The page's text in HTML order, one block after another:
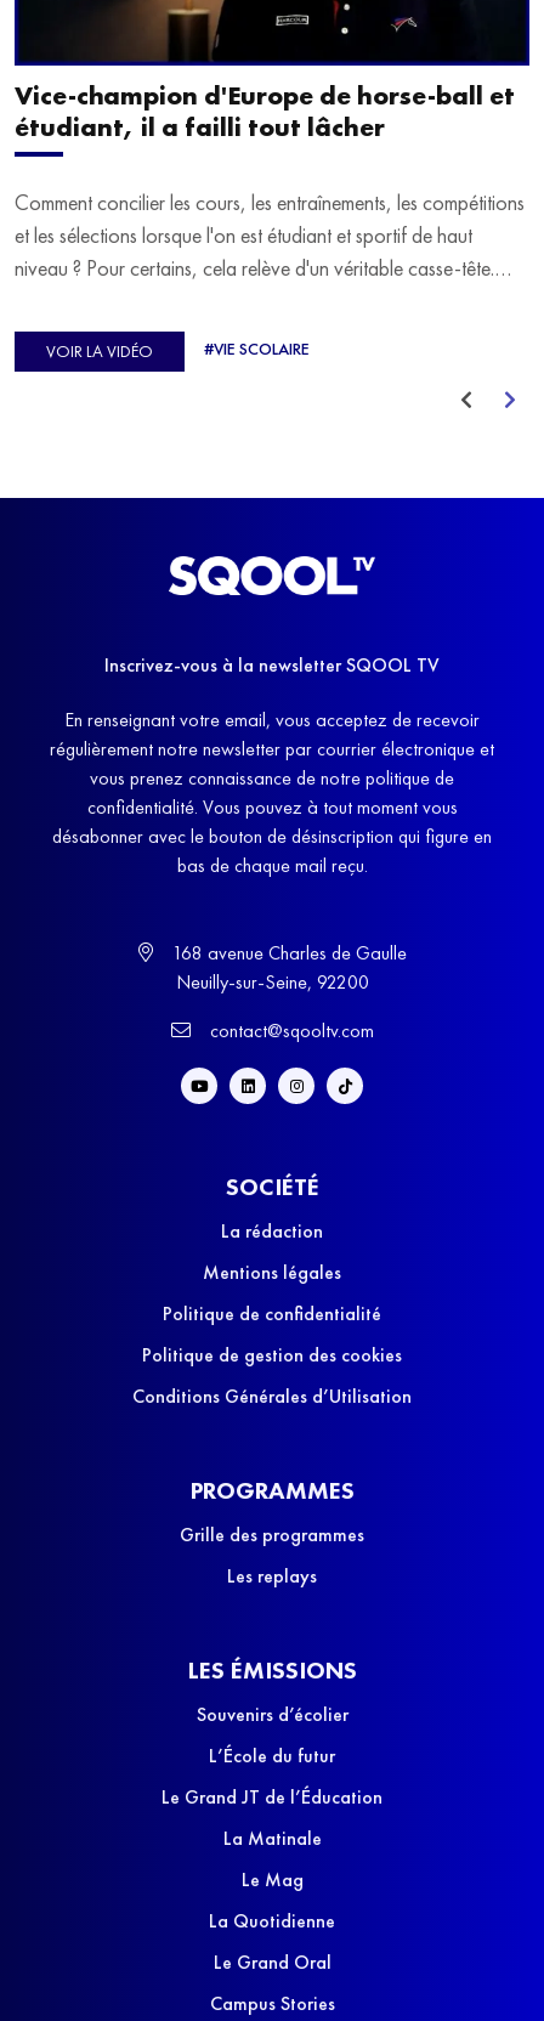
Vice-champion d'Europe de horse-ball et
étudiant, il a failli tout lâcher
Comment concilier les cours, les entraînements, les compétitions
et les sélections lorsque l'on est étudiant et sportif de haut
niveau ? Pour certains, cela relève d'un véritable casse-tête.
d'Europe de Horse-ball, qui a failli abandonner ses études
avant de trouver un nouvel équilibre.
VOIR LA VIDÉO #VIE SCOLAIRE
Inscrivez-vous à la newsletter SQOOL TV
En renseignant votre email, vous acceptez de recevoir
régulièrement notre newsletter par courrier électronique et
vous prenez connaissance de notre politique de
confidentialité. Vous pouvez à tout moment vous
désabonner avec le bouton de désinscription qui figure en
bas de chaque mail reçu.
168 avenue Charles de Gaulle
Neuilly-sur-Seine, 92200
contact@sqooltv.com
SOCIÉTÉ
La rédaction
Mentions légales
Politique de confidentialité
Politique de gestion des cookies
Conditions Générales d’Utilisation
PROGRAMMES
Grille des programmes
Les replays
LES ÉMISSIONS
Souvenirs d’écolier
L’École du futur
Le Grand JT de l’Éducation
La Matinale
Le Mag
La Quotidienne
Le Grand Oral
Campus Stories